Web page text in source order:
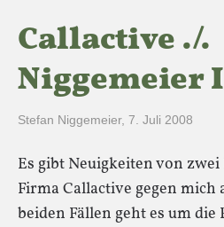
Callactive ./.
Niggemeier
Stefan Niggemeier, 7. Juli 2008
Es gibt Neuigkeiten von zwei
Firma Callactive gegen mich
beiden Fällen geht es um die